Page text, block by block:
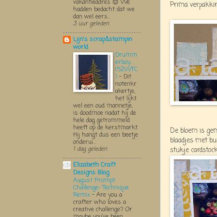
Prima
De bloem is
blaadjes met
stukje
vakantieadres 😊 We
hadden bedacht dat we
dan wel eers...
3 uur geleden
Lijn's scrap&stampin
world
Drumm
erboy....
(52WTC
) - Dit
notenkr
akertje,
het lijkt
wel een oud mannetje,
is doodmoe nadat hij de
hele dag getrommeld
heeft op de kerstmarkt.
Hij hangt dus een beetje
onderui...
1 dag geleden
Elizabeth Craft
Designs Blog
August Prompt
Challenge- Technique
Remix - Are you a
crafter who loves a
creative challenge? Or